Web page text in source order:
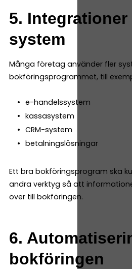
5. Integrationer
system
Många företag använder fler
bokföringsprogrammet, till
e-handelssystem
kassasystem
CRM-system
betalningslösningar
Ett bra bokföringsprogram ska
andra verktyg så att
över till bokföringen.
6.
bokföringen